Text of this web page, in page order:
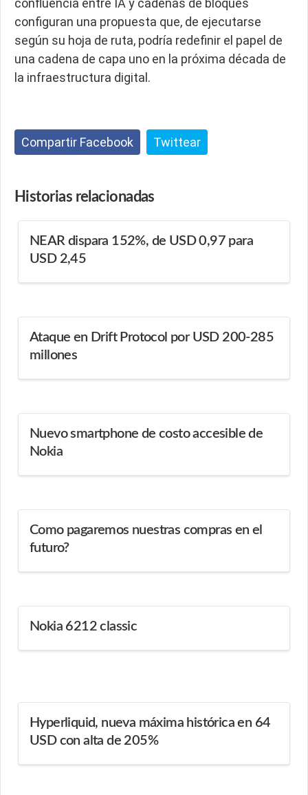
confluencia entre IA y cadenas de bloques
configuran una propuesta que, de ejecutarse
según su hoja de ruta, podría redefinir el papel de
una cadena de capa uno en la próxima década de
la infraestructura digital.
Compartir Facebook Twittear
Historias relacionadas
NEAR dispara 152%, de USD 0,97 para
USD 2,45
Ataque en Drift Protocol por USD 200-285
millones
Nuevo smartphone de costo accesible de
Nokia
Como pagaremos nuestras compras en el
futuro?
Nokia 6212 classic
Hyperliquid, nueva máxima histórica en 64
USD con alta de 205%